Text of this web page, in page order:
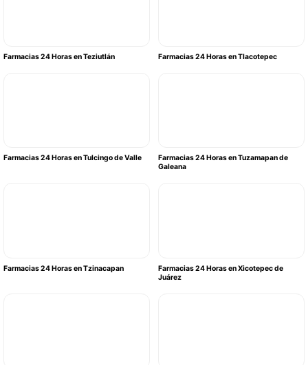
Farmacias 24 Horas en Teziutlán Farmacias 24 Horas en Tlacotepec
Farmacias 24 Horas en Tulcingo de Valle
Farmacias 24 Horas en Tuzamapan de
Galeana
Farmacias 24 Horas en Tzinacapan
Farmacias 24 Horas en Xicotepec de
Juárez